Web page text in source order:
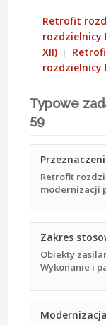
Retrofit
rozdzielnicy
XII)
rozdzielnicy
Typowe
59
Retrofit
modernizacji
Zakres
Obiekty
Wykonanie i
Modernizacja